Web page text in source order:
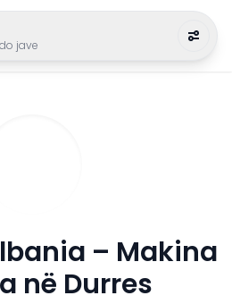
jave
– Makina
në Durres